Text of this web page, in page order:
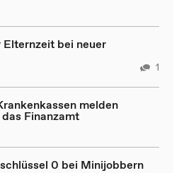
bei neuer
1
melden
Finanzamt
0 bei Minijobbern